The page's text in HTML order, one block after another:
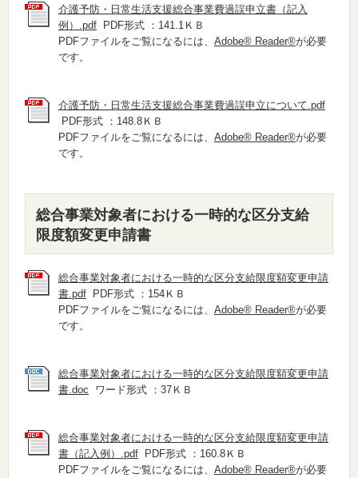
介護予防・日常生活支援総合事業費過誤申立書（記入
例）.pdf PDF形式 ：141.1ＫＢ
PDFファイルをご覧になるには、 Adobe® Reader®が必要
です。
介護予防・日常生活支援総合事業費過誤申立について.pdf
PDF形式 ：148.8ＫＢ
PDFファイルをご覧になるには、 Adobe® Reader®が必要
です。
総合事業対象者における一時的な区分支給
限度額変更申請書
総合事業対象者における一時的な区分支給限度額変更申請
書.pdf PDF形式 ：154ＫＢ
PDFファイルをご覧になるには、 Adobe® Reader®が必要
です。
総合事業対象者における一時的な区分支給限度額変更申請
書.doc ワード形式 ：37ＫＢ
総合事業対象者における一時的な区分支給限度額変更申請
書（記入例）.pdf PDF形式 ：160.8ＫＢ
PDFファイルをご覧になるには、 Adobe® Reader®が必要